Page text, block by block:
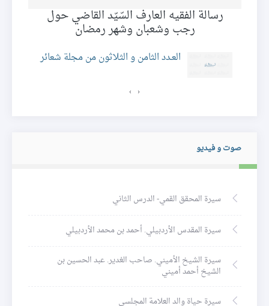
رسالة الفقيه العارف السّيّد القاضي حول
رجب وشعبان وشهر رمضان
العـدد الثامن و الثلاثون من مجلة شعائر
‹
›
صوت و فيديو
سيرة المحقق القمي- الدرس الثاني
سيرة المقدس الأردبيلي. أحمد بن محمد الأردبيلي
سيرة الشيخ الأميني. صاحب الغدير. عبد الحسين بن
الشيخ أحمد أميني
سيرة حياة والد العلامة المجلسي